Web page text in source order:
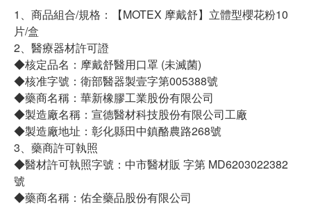
1、商品組合/規格：【MOTEX 摩戴舒】立體型櫻花粉10
片/盒
2、醫療器材許可證
◆核定品名：摩戴舒醫用口罩 (未滅菌)
◆核准字號：衛部醫器製壹字第005388號
◆藥商名稱：華新橡膠工業股份有限公司
◆製造廠名稱：宣德醫材科技股份有限公司工廠
◆製造廠地址：彰化縣田中鎮酪農路268號
3、藥商許可執照
◆醫材許可執照字號：中市醫材販 字第 MD6203022382
號
◆藥商名稱：佑全藥品股份有限公司